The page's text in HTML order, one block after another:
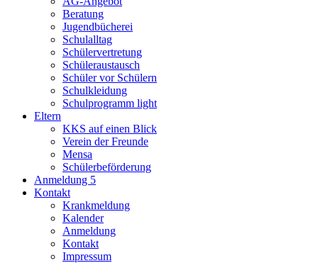
Beratung
Jugendbücherei
Schulalltag
Schülervertretung
Schüleraustausch
Schüler vor Schülern
Schulkleidung
Schulprogramm light
Eltern
KKS auf einen Blick
Verein der Freunde
Mensa
Schülerbeförderung
Anmeldung 5
Kontakt
Krankmeldung
Kalender
Anmeldung
Kontakt
Impressum